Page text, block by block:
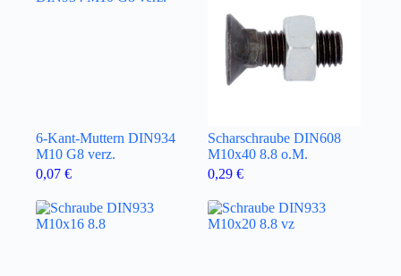
6-Kant-Muttern DIN934
M10 G8 verz.
0,07 €
Scharschraube DIN608
M10x40 8.8 o.M.
0,29 €